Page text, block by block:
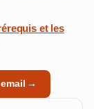
et les
→